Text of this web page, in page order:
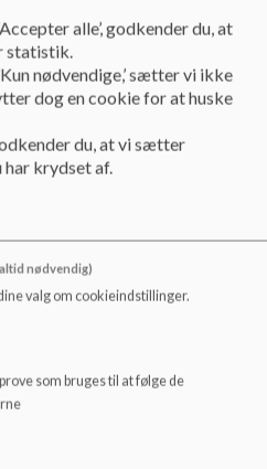
- referat.pdf
Hammershøj Skole.pdf
alle’, godkender du, at
statistik.
nødvendige,’ sætter vi ikke
dog en cookie for at huske
du, at vi sætter
krydset af.
nødvendig)
valg om cookieindstillinger.
som bruges til at følge de